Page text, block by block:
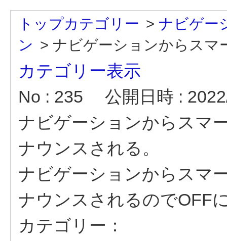
トップカテゴリー > ナビゲー
ン > ナビゲーションからスマ
カテゴリー表示
No : 235
公開日時 :
ナビゲーションからスマ
ナウンスされる。
ナビゲーションからスマ
ナウンスされるのでOFF
カテゴリー：